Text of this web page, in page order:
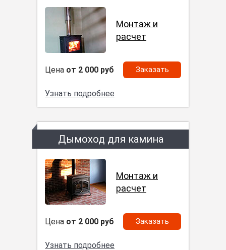
Монтаж и
расчет
Цена от 2 000 руб Заказать
Узнать подробнее
Дымоход для камина
Монтаж и
расчет
Цена от 2 000 руб Заказать
Узнать подробнее